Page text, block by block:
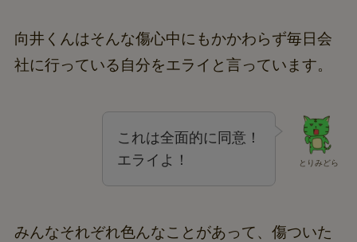
向井くんはそんな傷心中にもかかわらず毎日会
社に行っている自分をエライと言っています。
とりみどら
これは全面的に同意！
エライよ！
みんなそれぞれ色んなことがあって、傷ついた